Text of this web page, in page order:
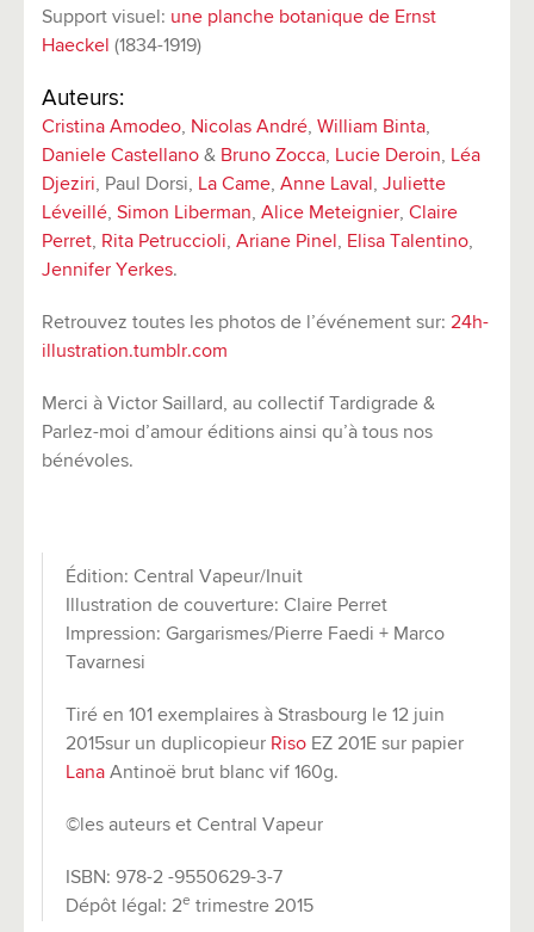
Support visuel: une planche botanique de Ernst
Haeckel (1834-1919)
Auteurs:
Cristina Amodeo, Nicolas André, William Binta,
Daniele Castellano & Bruno Zocca, Lucie Deroin, Léa
Djeziri, Paul Dorsi, La Came, Anne Laval , Juliette
Léveillé, Simon Liberman, Alice Meteignier, Claire
Perret, Rita Petruccioli, Ariane Pinel , Elisa Talentino,
Jennifer Yerkes.
Retrouvez toutes les photos de l’événement sur: 24h-
illustration.tumblr.com
Merci à Victor Saillard, au collectif Tardigrade &
Parlez-moi d’amour éditions ainsi qu’à tous nos
bénévoles.
Édition: Central Vapeur/Inuit
Illustration de couverture: Claire Perret
Impression: Gargarismes/Pierre Faedi + Marco
Tavarnesi
Tiré en 101 exemplaires à Strasbourg le 12 juin
2015sur un duplicopieur Riso EZ 201E sur papier
Lana Antinoë brut blanc vif 160g.
©les auteurs et Central Vapeur
ISBN: 978-2 -9550629-3-7
Dépôt légal: 2e trimestre 2015